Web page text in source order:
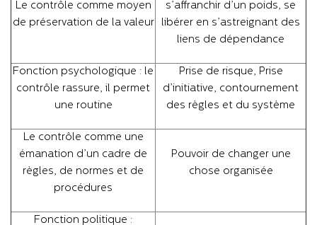
Le contrôle comme moyen
de préservation de la valeur
s’affranchir d’un poids, se
libérer en s’astreignant des
liens de dépendance
Fonction psychologique : le
contrôle rassure, il permet
une routine
Prise de risque, Prise
d’initiative, contournement
des règles et du système
Le contrôle comme une
émanation d’un cadre de
règles, de normes et de
procédures
Pouvoir de changer une
chose organisée
Fonction politique :